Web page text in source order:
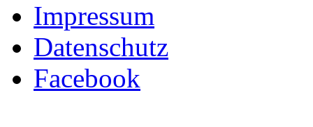
Impressum
Datenschutz
Facebook